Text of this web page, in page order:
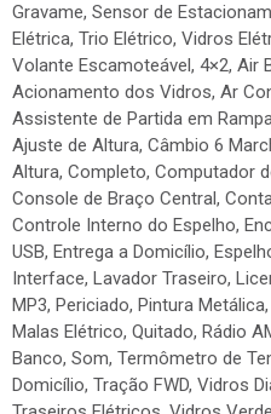
Gravame, Sensor de
Elétrica, Trio Elétrico, Vidros
Volante Escamoteável, 4×2, Air
Acionamento dos Vidros, Ar
Assistente de Partida em
Ajuste de Altura, Câmbio 6
Altura, Completo, Computador
Console de Braço Central,
Controle Interno do Espelho,
USB, Entrega a Domicílio,
Interface, Lavador Traseiro,
MP3, Periciado, Pintura
Malas Elétrico, Quitado, Rádio
Banco, Som, Termômetro de
Domicílio, Tração FWD, Vidros